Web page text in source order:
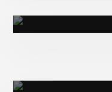
Content